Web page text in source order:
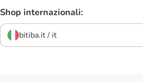
Shop internazionali:
bitiba.it / it